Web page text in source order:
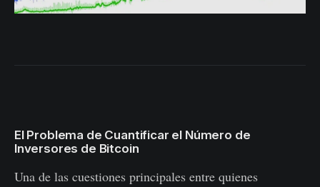
El Problema de Cuantificar el Número de
Inversores de Bitcoin
Una de las cuestiones principales entre quienes